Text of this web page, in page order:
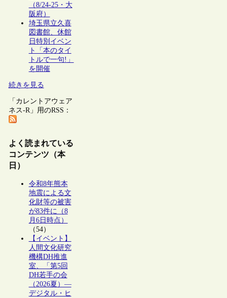
（8/24-25・大
阪府）
埼玉県立久喜
図書館、休館
日特別イベン
ト「本のタイ
トルで一句!」
を開催
続きを見る
「カレントアウェア
ネス-R」用のRSS：
よく読まれている
コンテンツ（本
日）
令和8年熊本
地震による文
化財等の被害
が83件に（8
月6日時点）
（54）
【イベント】
人間文化研究
機構DH推進
室、「第5回
DH若手の会
（2026夏）―
デジタル・ヒ